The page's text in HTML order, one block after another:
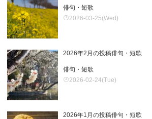
俳句・短歌
2026-03-25(Wed)
2026年2月の投稿俳句・短歌
俳句・短歌
2026-02-24(Tue)
2026年1月の投稿俳句・短歌